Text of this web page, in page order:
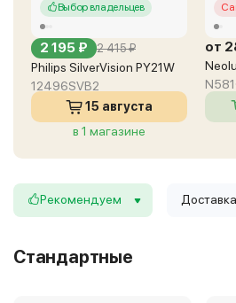
Выбор владельцев
2 195 ₽ 2 415 ₽
Philips SilverVision PY21W
12496SVB2
15 августа
в 1 магазине
от
Рекомендуем Доставка
Стандартные